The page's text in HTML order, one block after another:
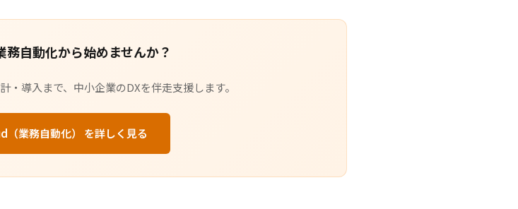
務自動化から始めませんか？
・導入まで、中小企業のDXを伴走支援します。
（業務自動化） を詳しく見る